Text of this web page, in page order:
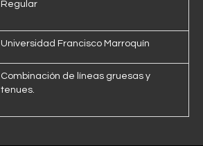
Regular
Universidad Francisco Marroquín
Combinación de líneas gruesas y
tenues.